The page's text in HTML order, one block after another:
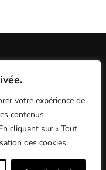
votre expérience de
contenus
cliquant sur « Tout
des cookies.
Générales de Vente
/ RGP
Contact
motocross